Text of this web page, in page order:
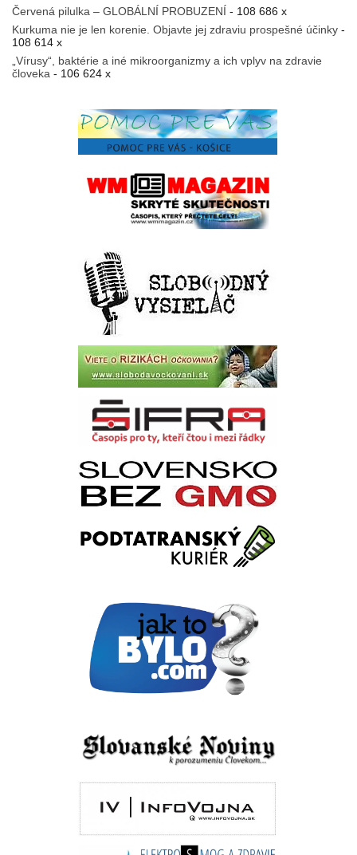
Červená pilulka – GLOBÁLNÍ PROBUZENÍ - 108 686 x
Kurkuma nie je len korenie. Objavte jej zdraviu prospešné účinky -
108 614 x
„Vírusy“, baktérie a iné mikroorganizmy a ich vplyv na zdravie
človeka - 106 624 x